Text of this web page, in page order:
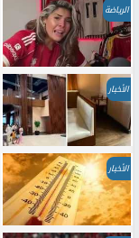
الرياضة
الأخبار
الأخبار